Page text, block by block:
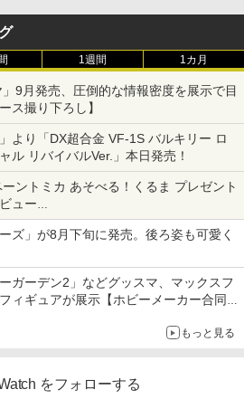
1週間 1カ月
」9月発売、圧倒的な情報密度を展示で目
ス撮り下ろし】
より「DX超合金 VF-1S バルキリー ロ
ル リバイバルVer.」本日発売！
ーントミカ あそべる！くるま プレゼント
ュー
寿司ならではの体験とコラボの楽しさを
ズ」が8月下旬に発売。後ろ姿も可愛く
ーンやメーターなど4種がラインナップ
ガーデン2」などグッスマ、マックスフ
ィギュアが展示【ホビーメーカー合同展
もっと見る
をフォローする